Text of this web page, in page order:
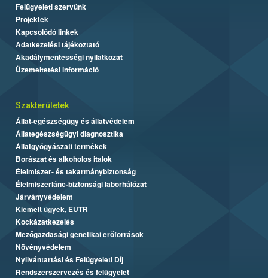
Felügyeleti szervünk
Projektek
Kapcsolódó linkek
Adatkezelési tájékoztató
Akadálymentességi nyilatkozat
Üzemeltetési információ
Szakterületek
Állat-egészségügy és állatvédelem
Állategészségügyi diagnosztika
Állatgyógyászati termékek
Borászat és alkoholos italok
Élelmiszer- és takarmánybiztonság
Élelmiszerlánc-biztonsági laborhálózat
Járványvédelem
Kiemelt ügyek, EUTR
Kockázatkezelés
Mezőgazdasági genetikai erőforrások
Növényvédelem
Nyilvántartási és Felügyeleti Díj
Rendszerszervezés és felügyelet